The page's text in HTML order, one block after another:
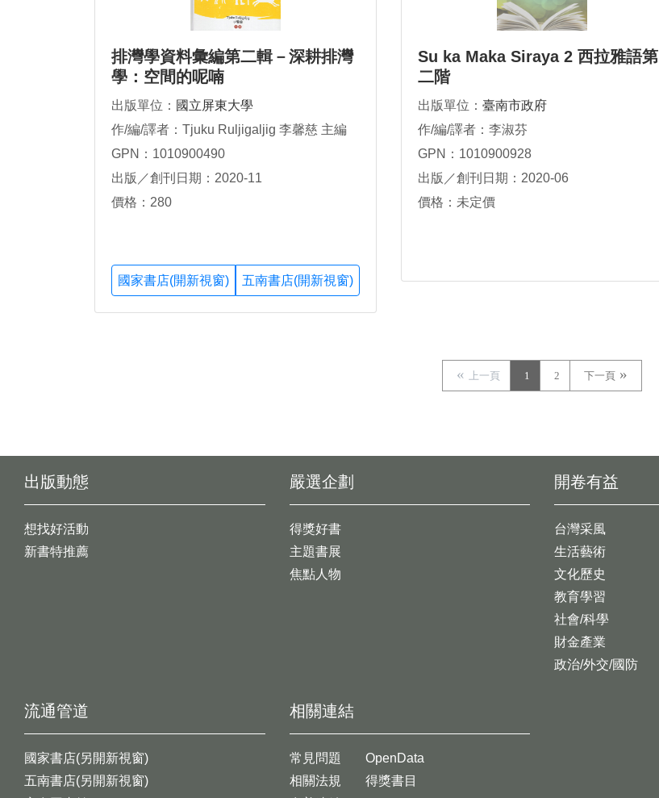
排灣學資料彙編第二輯－深耕排灣
學：空間的呢喃
出版單位： 國立屏東大學
作/編/譯者：Tjuku Ruljigaljig 李馨慈 主編
GPN：1010900490
出版／創刊日期：2020-11
價格：280
國家書店(開新視窗) 五南書店(開新視窗)
Su ka Maka Siraya 2 西拉雅語第
二階
出版單位： 臺南市政府
作/編/譯者：李淑芬
GPN：1010900928
出版／創刊日期：2020-06
價格：未定價
上一頁 1 2 下一頁
出版動態
想找好活動
新書特推薦
開卷有益
台灣采風
生活藝術
文化歷史
教育學習
社會/科學
財金產業
政治/外交/國防
嚴選企劃
得獎好書
主題書展
焦點人物
流通管道
國家書店(另開新視窗)
五南書店(另開新視窗)
相關連結
常見問題
相關法規
OpenData
得獎書目